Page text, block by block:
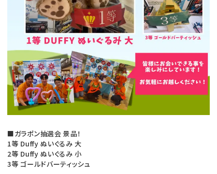
■ガラポン抽選会 景品！
1等 Duffy ぬいぐるみ 大
2等 Duffy ぬいぐるみ 小
3等 ゴールドバーティッシュ